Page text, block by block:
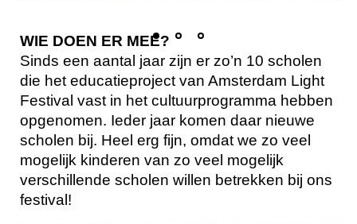
WIE DOEN ER MEE?
Sinds een aantal jaar zijn er zo’n 10 scholen
die het educatieproject van Amsterdam Light
Festival vast in het cultuurprogramma hebben
opgenomen. Ieder jaar komen daar nieuwe
scholen bij. Heel erg fijn, omdat we zo veel
mogelijk kinderen van zo veel mogelijk
verschillende scholen willen betrekken bij ons
festival!